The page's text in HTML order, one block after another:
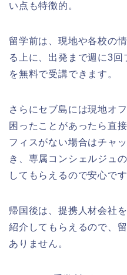
い点も特徴的。
留学前は、現地や各校の
る上に、出発まで週に3
を無料で受講できます。
さらにセブ島には現地オ
困ったことがあったら直
フィスがない場合はチャ
き、専属コンシェルジュ
してもらえるので安心です
帰国後は、提携人材会社
紹介してもらえるので、
ありません。